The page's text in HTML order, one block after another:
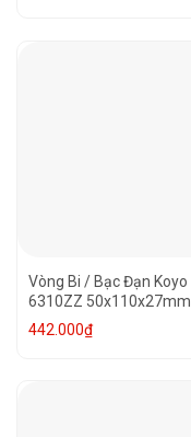
Vòng Bi / Bạc Đạn Koyo
6310ZZ 50x110x27mm
442.000₫